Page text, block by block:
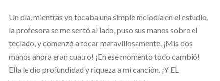
Un día, mientras yo tocaba una simple melodía en el estudio,
la profesora se me sentó al lado, puso sus manos sobre el
teclado, y comenzó a tocar maravillosamente. ¡Mis dos
manos ahora eran cuatro! ¡En ese momento todo cambió!
Ella le dio profundidad y riqueza a mi canción. ¡Y EL